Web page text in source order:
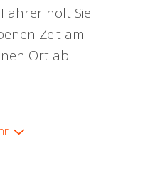
holt Sie
Zeit am
Ort ab.